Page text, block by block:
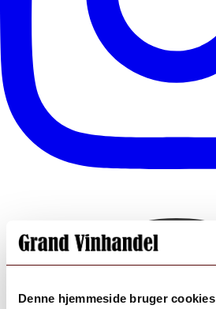
Denne hjemmeside bruger cookies